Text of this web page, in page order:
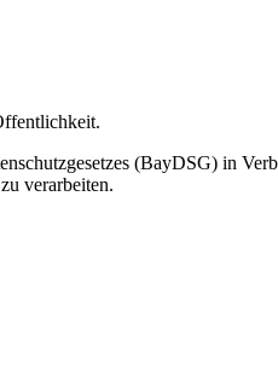
(BayDSG) in
verarbeiten.